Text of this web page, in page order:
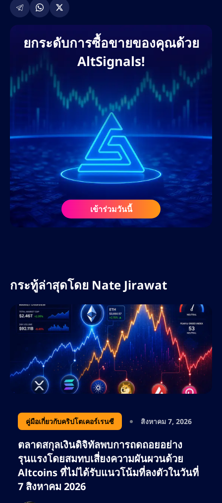
และการตลาดคอนเทนต์ที่ขับเคลื่อนด้วย AI เขา
เคยร่วมงานกับแพลตฟอร์มแลกเปลี่ยนคริปโต
ชั้นนำ โบรกเกอร์ฟอเร็กซ์ โครงการ DeFi และ
แพลตฟอร์มการศึกษาด้านการซื้อขาย เพื่อช่วย
ให้แบรนด์ต่างๆ ขยายการเข้าถึงบนโลกดิจิทัล
และครองอันดับการค้นหา แนวทางที่ขับเคลื่อน
ด้วยข้อมูลของเขาช่วยให้มั่นใจได้ว่าจะได้รับ
ROI สูงสุด การมีส่วนร่วมของผู้ใช้ และการสร้าง
ลีดสูงสุด ผ่านบล็อกที่ปรับแต่ง SEO หน้าแลนดิ้ง
เพจ และกลยุทธ์คอนเทนต์ที่เน้นการแปลงเป็น
ลูกค้า
ก่อนร่วมงานกับ AltSignals ในเดือนกุมภาพันธ์
2568 เนทเคยร่วมงานกับเว็บไซต์สื่อคริปโตชั้น
นำ ศูนย์การเรียนรู้ฟอเร็กซ์ และโปรเจกต์ Web3
ในฐานะที่ปรึกษา SEO และนักวางกลยุทธ์ด้าน
เนื้อหา ความรู้ความเข้าใจอย่างลึกซึ้งเกี่ยวกับ
ตลาดคริปโตและฟอเร็กซ์ ประกอบกับความรู้
ที่ AltSignals เนทรับผิดชอบในการขยายการ
เข้าถึงแบรนด์ทั่วโลก เพิ่มประสิทธิภาพกลยุทธ์
คอนเทนต์สำหรับ ActualizeAI และนำแนวทาง
ปฏิบัติที่ดีที่สุดด้าน SEO มาใช้ เพื่อขับเคลื่อนการ
เติบโตอย่างยั่งยืน เขามุ่งเน้นไปที่การใช้
ประโยชน์จากคีย์เวิร์ดที่มีผู้สนใจสูง การ
วางแผนคอนเทนต์เชิงกลยุทธ์ และการวิเคราะห์
คู่แข่ง เพื่อให้มั่นใจว่า AltSignals ยังคงเป็นผู้นำ
ด้วยความหลงใหลในด้านการเงิน เทคโนโลยี
บล็อกเชน และการตลาดที่ขับเคลื่อนด้วยข้อมูล
เนทยังคงขยายขอบเขตในวงการ SEO อย่างต่อ
เนื่อง ช่วยให้แบรนด์ต่างๆ เพิ่มการมองเห็นทาง
ออนไลน์ให้สูงสุด และดึงดูดกลุ่มลูกค้าที่ภักดีทั้ง
เทรดเดอร์และนักลงทุน
ยกระดับการซื้อขายของคุณด้วย
AltSignals!
เข้าร่วมวันนี้
กระทู้ล่าสุดโดย Nate Jirawat
คู่มือเกี่ยวกับคริปโตเคอร์เรนซี สิงหาคม 7, 2026
ตลาดสกุลเงินดิจิทัลพบการถดถอยอย่าง
รุนแรงโดยสมทบเสี่ยงความผันผวนด้วย
Altcoins ที่ไม่ได้รับแนวโน้มที่ลงตัวในวันที่
7 สิงหาคม 2026